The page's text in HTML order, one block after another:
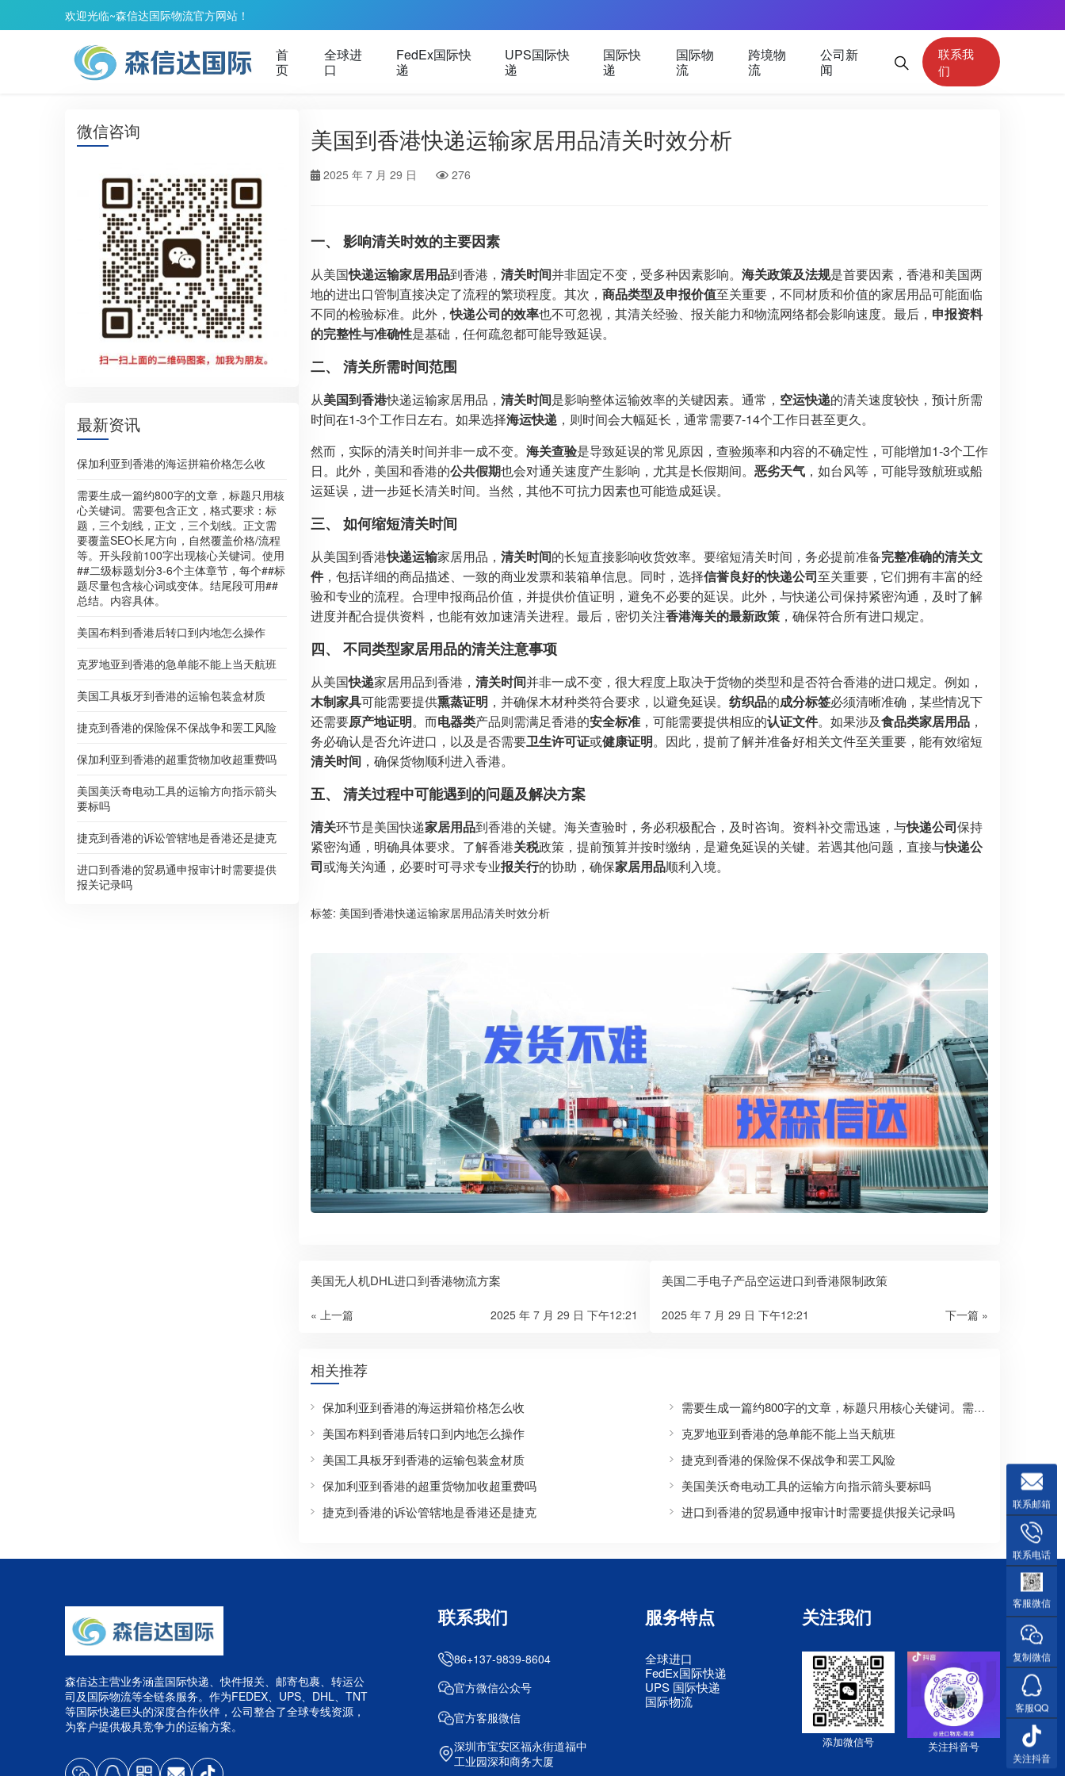
欢迎光临~森信达国际物流官方网站！
首
页
全球进
口
FedEx国际快
递
UPS国际快
递
国际快
递
国际物
流
跨境物
流
公司新
闻
联系我
们
微信咨询
最新资讯
保加利亚到香港的海运拼箱价格怎么收
需要生成一篇约800字的文章，标题只用核
心关键词。需要包含正文，格式要求：标
题，三个划线，正文，三个划线。正文需
要覆盖SEO长尾方向，自然覆盖价格/流程
等。开头段前100字出现核心关键词。使用
##二级标题划分3-6个主体章节，每个##标
题尽量包含核心词或变体。结尾段可用##
总结。内容具体。
美国布料到香港后转口到内地怎么操作
克罗地亚到香港的急单能不能上当天航班
美国工具板牙到香港的运输包装盒材质
捷克到香港的保险保不保战争和罢工风险
保加利亚到香港的超重货物加收超重费吗
美国美沃奇电动工具的运输方向指示箭头
要标吗
捷克到香港的诉讼管辖地是香港还是捷克
进口到香港的贸易通申报审计时需要提供
报关记录吗
美国到香港快递运输家居用品清关时效分析
2025 年 7 月 29 日 276
一、 影响清关时效的主要因素
从美国快递运输家居用品到香港， 清关时间并非固定不变，受多种因素影响。 海关政策及法规是首要因素，香港和美国两
地的进出口管制直接决定了流程的繁琐程度。其次， 商品类型及申报价值至关重要，不同材质和价值的家居用品可能面临
不同的检验标准。此外，快递公司的效率也不可忽视，其清关经验、报关能力和物流网络都会影响速度。最后， 申报资料
的完整性与准确性是基础，任何疏忽都可能导致延误。
二、 清关所需时间范围
从美国到香港快递运输家居用品， 清关时间是影响整体运输效率的关键因素。通常， 空运快递的清关速度较快，预计所需
时间在1-3个工作日左右。如果选择海运快递 ，则时间会大幅延长，通常需要7-14个工作日甚至更久。
然而，实际的清关时间并非一成不变。 海关查验是导致延误的常见原因，查验频率和内容的不确定性，可能增加1-3个工作
日。此外，美国和香港的公共假期也会对通关速度产生影响，尤其是长假期间。 恶劣天气 ，如台风等，可能导致航班或船
运延误，进一步延长清关时间。当然，其他不可抗力因素也可能造成延误。
三、 如何缩短清关时间
从美国到香港快递运输家居用品， 清关时间的长短直接影响收货效率。要缩短清关时间，务必提前准备完整准确的清关文
件，包括详细的商品描述、一致的商业发票和装箱单信息。同时，选择信誉良好的快递公司至关重要，它们拥有丰富的经
验和专业的流程。合理申报商品价值，并提供价值证明，避免不必要的延误。此外，与快递公司保持紧密沟通，及时了解
进度并配合提供资料，也能有效加速清关进程。最后，密切关注香港海关的最新政策 ，确保符合所有进口规定。
四、 不同类型家居用品的清关注意事项
从美国快递家居用品到香港， 清关时间并非一成不变，很大程度上取决于货物的类型和是否符合香港的进口规定。例如，
木制家具可能需要提供熏蒸证明 ，并确保木材种类符合要求，以避免延误。 纺织品的成分标签必须清晰准确，某些情况下
还需要原产地证明。而电器类产品则需满足香港的安全标准 ，可能需要提供相应的认证文件。如果涉及食品类家居用品 ，
务必确认是否允许进口，以及是否需要卫生许可证或健康证明。因此，提前了解并准备好相关文件至关重要，能有效缩短
清关时间 ，确保货物顺利进入香港。
五、 清关过程中可能遇到的问题及解决方案
清关环节是美国快递家居用品到香港的关键。海关查验时，务必积极配合，及时咨询。资料补交需迅速，与快递公司保持
紧密沟通，明确具体要求。了解香港关税政策，提前预算并按时缴纳，是避免延误的关键。若遇其他问题，直接与快递公
司或海关沟通，必要时可寻求专业报关行的协助，确保家居用品顺利入境。
标签: 美国到香港快递运输家居用品清关时效分析
美国无人机DHL进口到香港物流方案
« 上一篇 2025 年 7 月 29 日 下午12:21
美国二手电子产品空运进口到香港限制政策
下一篇 »
2025 年 7 月 29 日 下午12:21
相关推荐
保加利亚到香港的海运拼箱价格怎么收 需要生成一篇约800字的文章，标题只用核心关键词。需要包含正文，格式要求：标题，三个划线，正文，三个划线。正文需要覆盖SEO长尾方向，自然覆盖价格/流程等。开头段前100字出现核心关键词。使用##二级标题划分3-6个主体章节，每个##标题尽量包含核心词或变体。结尾段可用##总结。内容具体。
美国布料到香港后转口到内地怎么操作
克罗地亚到香港的急单能不能上当天航班
美国工具板牙到香港的运输包装盒材质
捷克到香港的保险保不保战争和罢工风险
保加利亚到香港的超重货物加收超重费吗
美国美沃奇电动工具的运输方向指示箭头要标吗
捷克到香港的诉讼管辖地是香港还是捷克
进口到香港的贸易通申报审计时需要提供报关记录吗
森信达主营业务涵盖国际快递、快件报关、邮寄包裹、转运公
司及国际物流等全链条服务。作为FEDEX、UPS、DHL、TNT
等国际快递巨头的深度合作伙伴，公司整合了全球专线资源，
为客户提供极具竞争力的运输方案。
联系我们
86+137-9839-8604
官方微信公众号
官方客服微信
深圳市宝安区福永街道福中
工业园深和商务大厦
服务特点
全球进口
FedEx国际快递
UPS 国际快递
国际物流
关注我们
添加微信号 关注抖音号
联系邮箱
联系电话
客服微信
复制微信
客服QQ
关注抖音